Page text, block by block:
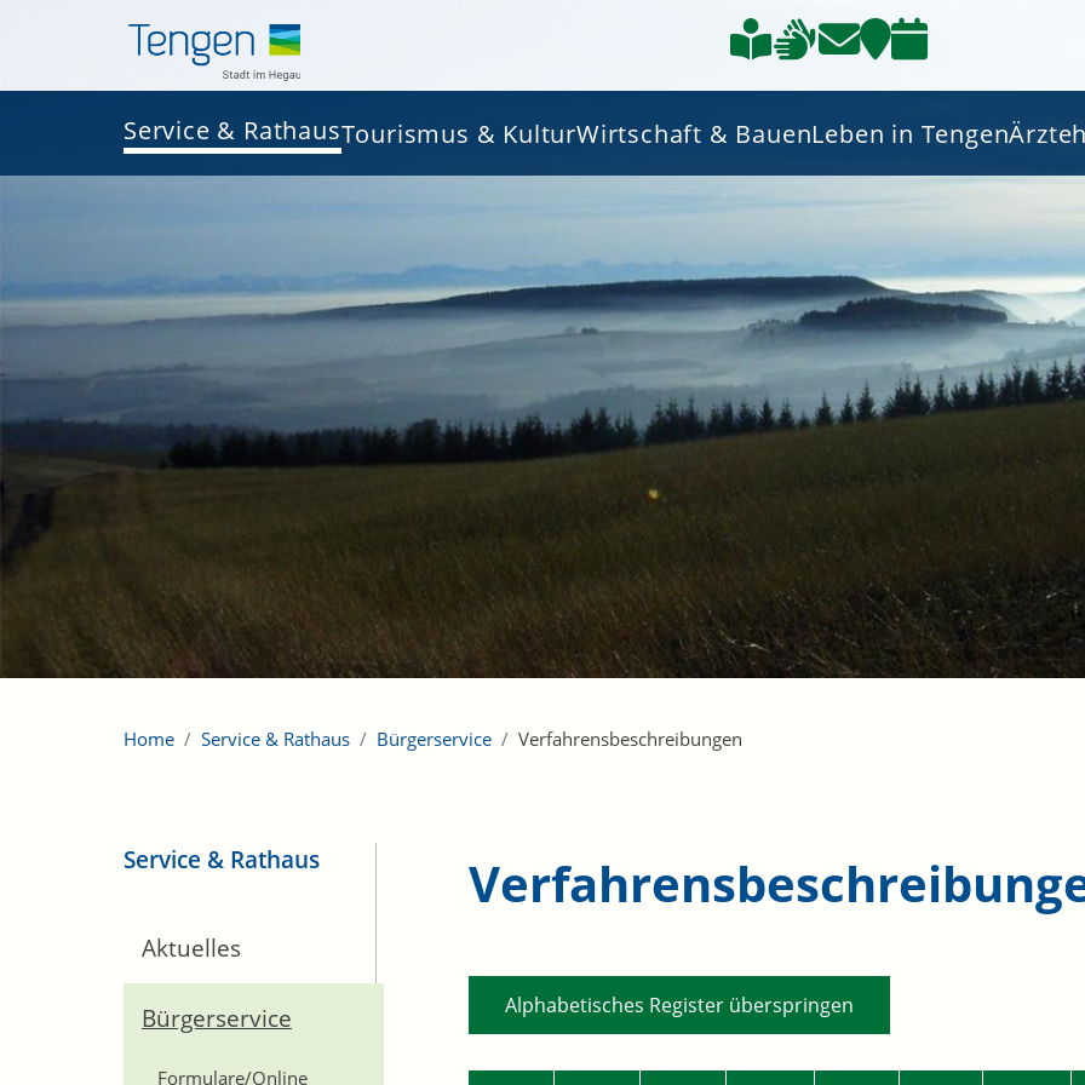
Service & RathausTourismus & KulturWirtschaft & BauenLeben in Tengen
Home Service & Rathaus Bürgerservice Verfahrensbeschreibungen
Service & Rathaus
Aktuelles
Bürgerservice
Formulare/Online
Alphabetisches Register überspringen